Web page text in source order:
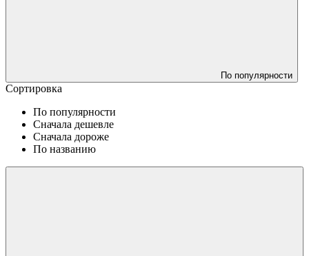
По популярности
Сортировка
По популярности
Сначала дешевле
Сначала дороже
По названию